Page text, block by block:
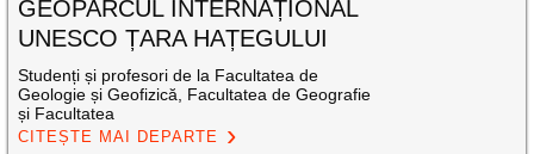
GEOPARCUL INTERNAȚIONAL
UNESCO ȚARA HAȚEGULUI
Studenți și profesori de la Facultatea de
Geologie și Geofizică, Facultatea de Geografie
și Facultatea
CITEȘTE MAI DEPARTE